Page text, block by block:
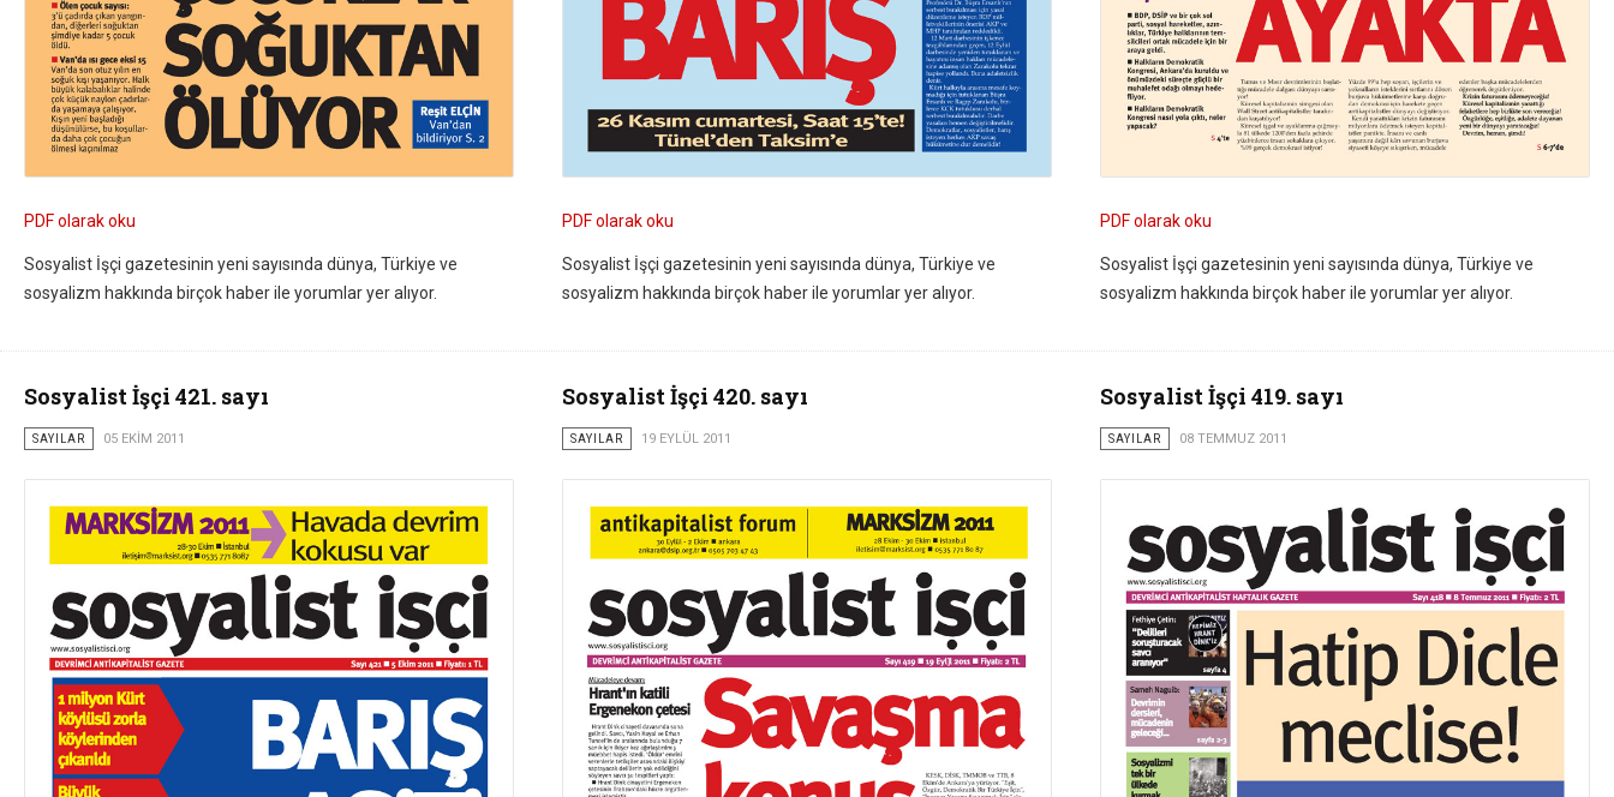
PDF olarak oku
Sosyalist İşçi gazetesinin yeni sayısında dünya, Türkiye ve
sosyalizm hakkında birçok haber ile yorumlar yer alıyor.
PDF olarak oku
Sosyalist İşçi gazetesinin yeni sayısında dünya, Türkiye ve
sosyalizm hakkında birçok haber ile yorumlar yer alıyor.
PDF olarak oku
Sosyalist İşçi gazetesinin yeni sayısında dünya, Türkiye ve
sosyalizm hakkında birçok haber ile yorumlar yer alıyor.
Sosyalist İşçi 421. sayı
SAYILAR 05 EKIM 2011
Sosyalist İşçi 420. sayı
SAYILAR 19 EYLÜL 2011
Sosyalist İşçi 419. sayı
SAYILAR 08 TEMMUZ 2011